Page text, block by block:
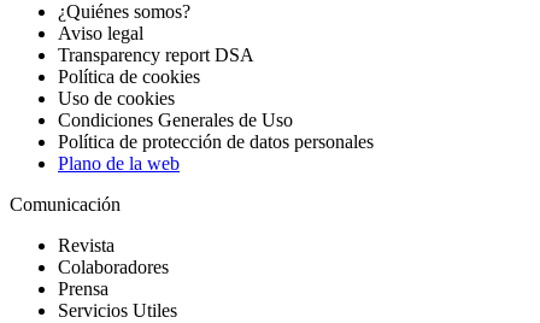
¿Quiénes somos?
Aviso legal
Transparency report DSA
Política de cookies
Uso de cookies
Condiciones Generales de Uso
Política de protección de datos personales
Plano de la web
Comunicación
Revista
Colaboradores
Prensa
Servicios Utiles